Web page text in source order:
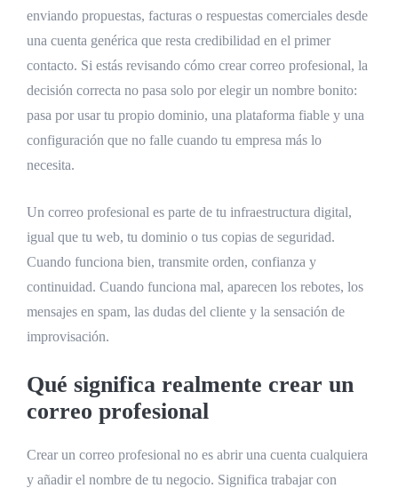
enviando propuestas, facturas o respuestas comerciales desde
una cuenta genérica que resta credibilidad en el primer
contacto. Si estás revisando cómo crear correo profesional, la
decisión correcta no pasa solo por elegir un nombre bonito:
pasa por usar tu propio dominio, una plataforma fiable y una
configuración que no falle cuando tu empresa más lo
necesita.
Un correo profesional es parte de tu infraestructura digital,
igual que tu web, tu dominio o tus copias de seguridad.
Cuando funciona bien, transmite orden, confianza y
continuidad. Cuando funciona mal, aparecen los rebotes, los
mensajes en spam, las dudas del cliente y la sensación de
improvisación.
Qué significa realmente crear un
correo profesional
Crear un correo profesional no es abrir una cuenta cualquiera
y añadir el nombre de tu negocio. Significa trabajar con